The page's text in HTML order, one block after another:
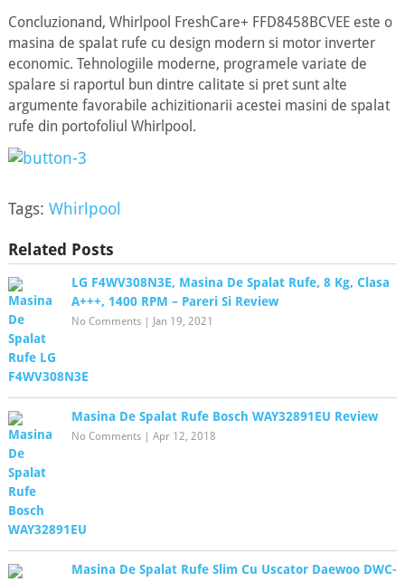
Concluzionand, Whirlpool FreshCare+ FFD8458BCVEE este o
masina de spalat rufe cu design modern si motor inverter
economic. Tehnologiile moderne, programele variate de
spalare si raportul bun dintre calitate si pret sunt alte
argumente favorabile achizitionarii acestei masini de spalat
rufe din portofoliul Whirlpool.
Tags: Whirlpool
Related Posts
LG F4WV308N3E, Masina De Spalat Rufe, 8 Kg, Clasa
A+++, 1400 RPM – Pareri Si Review
No Comments| Jan 19, 2021
Masina De Spalat Rufe Bosch WAY32891EU Review
No Comments| Apr 12, 2018
Masina De Spalat Rufe Slim Cu Uscator Daewoo DWC-